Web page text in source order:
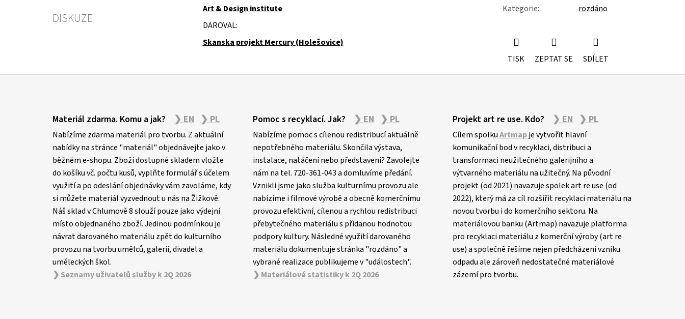
DISKUZE
Art & Design institute
DAROVAL:
Skanska projekt Mercury (Holešovice)
Kategorie: rozdáno
TISK ZEPTAT SE SDÍLET
Materiál zdarma. Komu a jak? ❯ EN ❯ PL
Nabízíme zdarma materiál pro tvorbu. Z aktuální
nabídky na stránce "materiál" objednávejte jako v
běžném e-shopu. Zboží dostupné skladem vložte
do košíku vč. počtu kusů, vyplňte formulář s účelem
využití a po odeslání objednávky vám zavoláme, kdy
si můžete materiál vyzvednout u nás na Žižkově.
Náš sklad v Chlumově 8 slouží pouze jako výdejní
místo objednaného zboží. Jedinou podmínkou je
návrat darovaného materiálu zpět do kulturního
provozu na tvorbu umělců, galerií, divadel a
uměleckých škol.
❯ Seznamy uživatelů služby k 2Q 2026
Pomoc s recyklací. Jak? ❯ EN ❯ PL
Nabízíme pomoc s cílenou redistribucí aktuálně
nepotřebného materiálu. Skončila výstava,
instalace, natáčení nebo představení? Zavolejte
nám na tel. 720-361-043 a domluvíme předání.
Vznikli jsme jako služba kulturnímu provozu ale
nabízíme i filmové výrobě a obecně komerčnímu
provozu efektivní, cílenou a rychlou redistribuci
přebytečného materiálu s přidanou hodnotou
podpory kultury. Následné využití darovaného
materiálu dokumentuje stránka "rozdáno" a
vybrané realizace publikujeme v "událostech".
❯ Materiálové statistiky k 2Q 2026
Projekt art re use. Kdo? ❯ EN ❯ PL
Cílem spolkuArtmapje vytvořit hlavní
komunikační bod v recyklaci, distribuci a
transformaci neužitečného galerijního a
výtvarného materiálu na užitečný. Na původní
projekt (od 2021) navazuje spolek art re use (od
2022), který má za cíl rozšířit recyklaci materiálu na
novou tvorbu i do komerčního sektoru. Na
materiálovou banku (Artmap) navazuje platforma
pro recyklaci materiálu z komerční výroby (art re
use) a společně řešíme nejen předcházení vzniku
odpadu ale zároveň nedostatečné materiálové
zázemí pro tvorbu.